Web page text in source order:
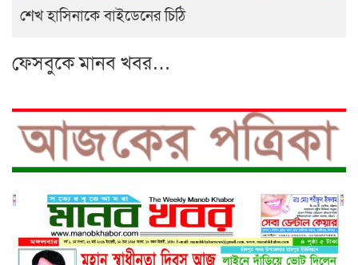
শেখ হাসিনাকে বাইডেনের চিঠি
ফেসবুকে মানব খবর…